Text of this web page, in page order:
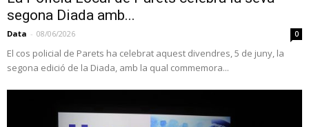
segona Diada amb...
Data - 08/06/2026 0
El cos policial de Parets ha celebrat aquest divendres, 5 de juny, la
segona edició de la Diada, amb la qual commemora...